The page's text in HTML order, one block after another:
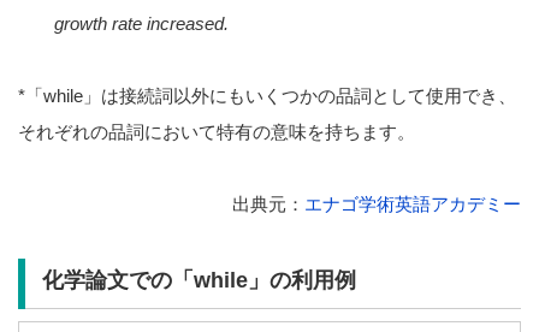
growth rate increased.
*「while」は接続詞以外にもいくつかの品詞として使用でき、
それぞれの品詞において特有の意味を持ちます。
出典元： エナゴ学術英語アカデミー
化学論文での「while」の利用例